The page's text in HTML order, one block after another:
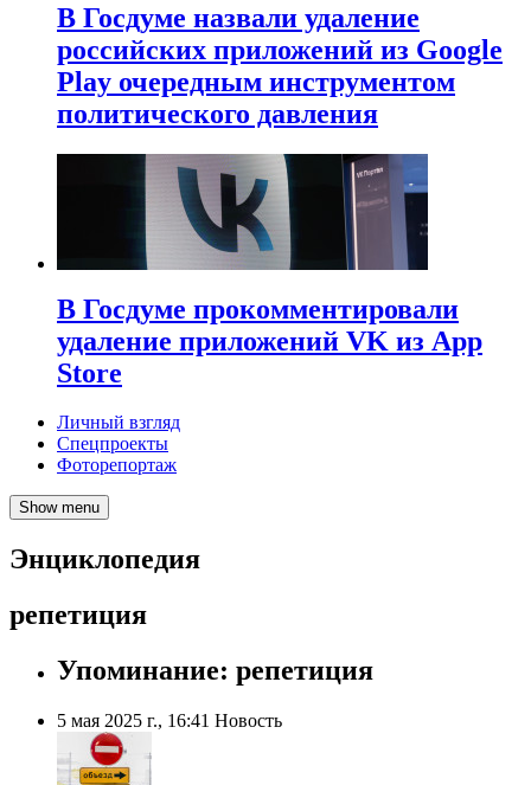
В Госдуме назвали удаление
российских приложений из Google
Play очередным инструментом
политического давления
В Госдуме прокомментировали
удаление приложений VK из App
Store
Личный взгляд
Спецпроекты
Фоторепортаж
Show menu
Энциклопедия
репетиция
Упоминание: репетиция
5 мая 2025 г., 16:41 Новость